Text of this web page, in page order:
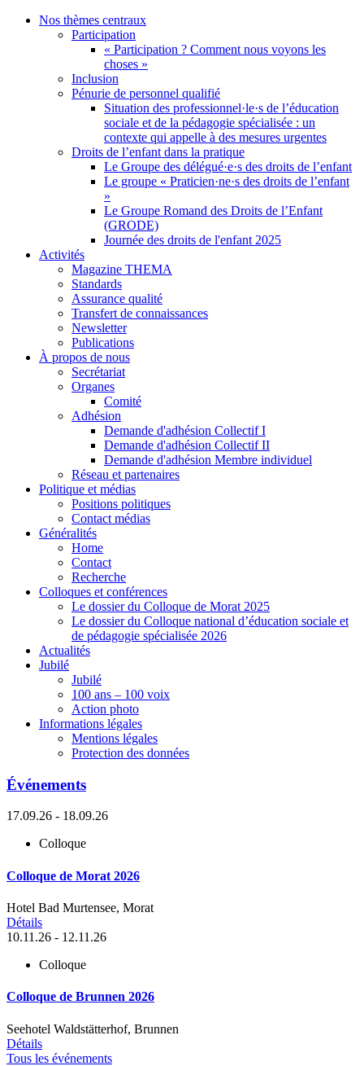
Nos thèmes centraux
Participation
« Participation ? Comment nous voyons les
choses »
Inclusion
Pénurie de personnel qualifié
Situation des professionnel·le·s de l’éducation
sociale et de la pédagogie spécialisée : un
contexte qui appelle à des mesures urgentes
Droits de l’enfant dans la pratique
Le Groupe des délégué·e·s des droits de l’enfant
Le groupe « Praticien·ne·s des droits de l’enfant
»
Le Groupe Romand des Droits de l’Enfant
(GRODE)
Journée des droits de l'enfant 2025
Activités
Magazine THEMA
Standards
Assurance qualité
Transfert de connaissances
Newsletter
Publications
À propos de nous
Secrétariat
Organes
Comité
Adhésion
Demande d'adhésion Collectif I
Demande d'adhésion Collectif II
Demande d'adhésion Membre individuel
Réseau et partenaires
Politique et médias
Positions politiques
Contact médias
Généralités
Home
Contact
Recherche
Colloques et conférences
Le dossier du Colloque de Morat 2025
Le dossier du Colloque national d’éducation sociale et
de pédagogie spécialisée 2026
Actualités
Jubilé
Jubilé
100 ans – 100 voix
Action photo
Informations légales
Mentions légales
Protection des données
Événements
17.09.26 - 18.09.26
Colloque
Colloque de Morat 2026
Hotel Bad Murtensee, Morat
Détails
10.11.26 - 12.11.26
Colloque
Colloque de Brunnen 2026
Seehotel Waldstätterhof, Brunnen
Détails
Tous les événements